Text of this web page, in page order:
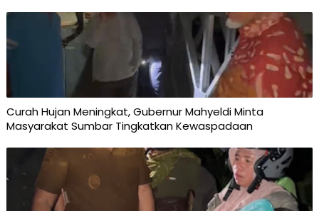
Curah Hujan Meningkat, Gubernur Mahyeldi Minta
Masyarakat Sumbar Tingkatkan Kewaspadaan